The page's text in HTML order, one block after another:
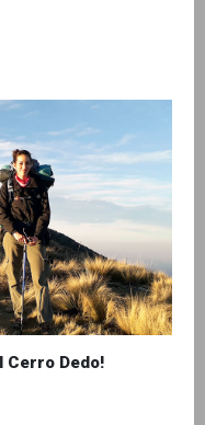
Cerro Dedo!